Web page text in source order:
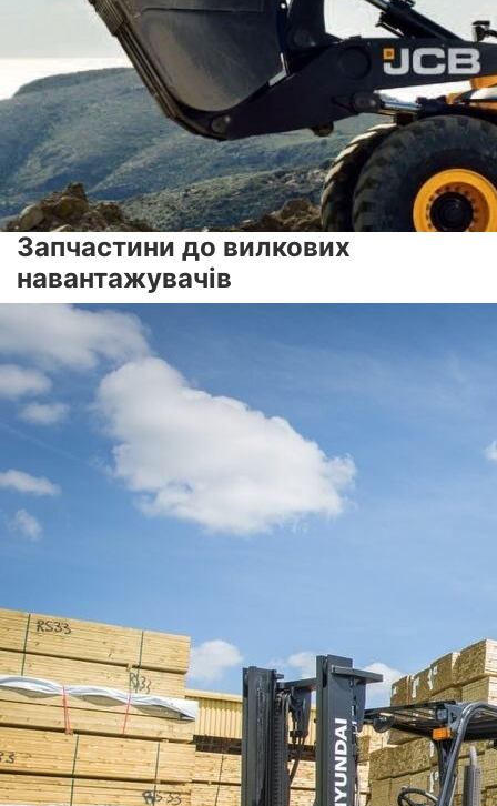
Запчастини до вилкових
навантажувачів